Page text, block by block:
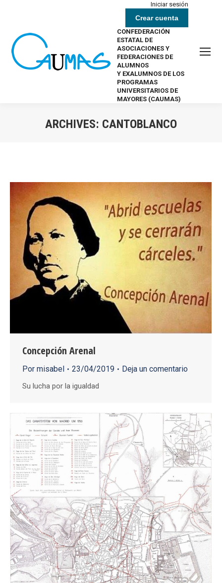
Iniciar sesión
Crear cuenta
CONFEDERACIÓN
ESTATAL DE
ASOCIACIONES Y
FEDERACIONES DE
ALUMNOS
Y EXALUMNOS DE LOS
PROGRAMAS
UNIVERSITARIOS DE
MAYORES (CAUMAS)
ARCHIVES: CANTOBLANCO
Concepción Arenal
Por misabel 23/04/2019 Deja un comentario
Su lucha por la igualdad